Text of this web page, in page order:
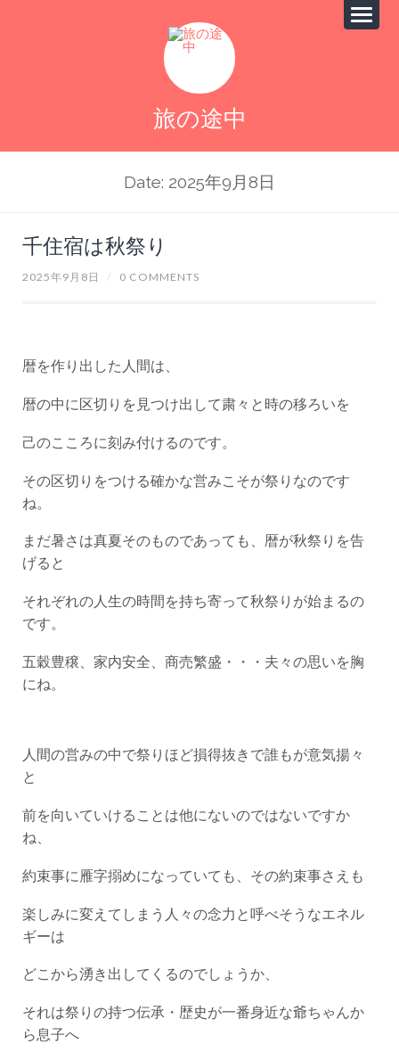
旅の途中
Date: 2025年9月8日
千住宿は秋祭り
2025年9月8日 / 0 COMMENTS
暦を作り出した人間は、
暦の中に区切りを見つけ出して粛々と時の移ろいを
己のこころに刻み付けるのです。
その区切りをつける確かな営みこそが祭りなのです
ね。
まだ暑さは真夏そのものであっても、暦が秋祭りを告
げると
それぞれの人生の時間を持ち寄って秋祭りが始まるの
です。
五穀豊穣、家内安全、商売繁盛・・・夫々の思いを胸
にね。
人間の営みの中で祭りほど損得抜きで誰もが意気揚々
と
前を向いていけることは他にないのではないですか
ね、
約束事に雁字搦めになっていても、その約束事さえも
楽しみに変えてしまう人々の念力と呼べそうなエネル
ギーは
どこから湧き出してくるのでしょうか、
それは祭りの持つ伝承・歴史が一番身近な爺ちゃんか
ら息子へ